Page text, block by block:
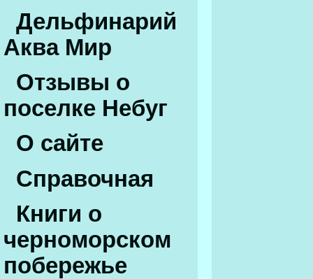
Дельфинарий
Аква Мир
Отзывы о
поселке Небуг
О сайте
Справочная
Книги о
черноморском
побережье